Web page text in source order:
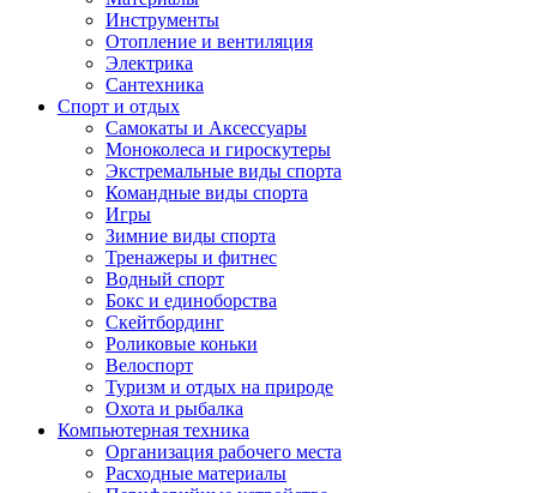
Инструменты
Отопление и вентиляция
Электрика
Сантехника
Спорт и отдых
Самокаты и Аксессуары
Моноколеса и гироскутеры
Экстремальные виды спорта
Командные виды спорта
Игры
Зимние виды спорта
Тренажеры и фитнес
Водный спорт
Бокс и единоборства
Скейтбординг
Роликовые коньки
Велоспорт
Туризм и отдых на природе
Охота и рыбалка
Компьютерная техника
Организация рабочего места
Расходные материалы